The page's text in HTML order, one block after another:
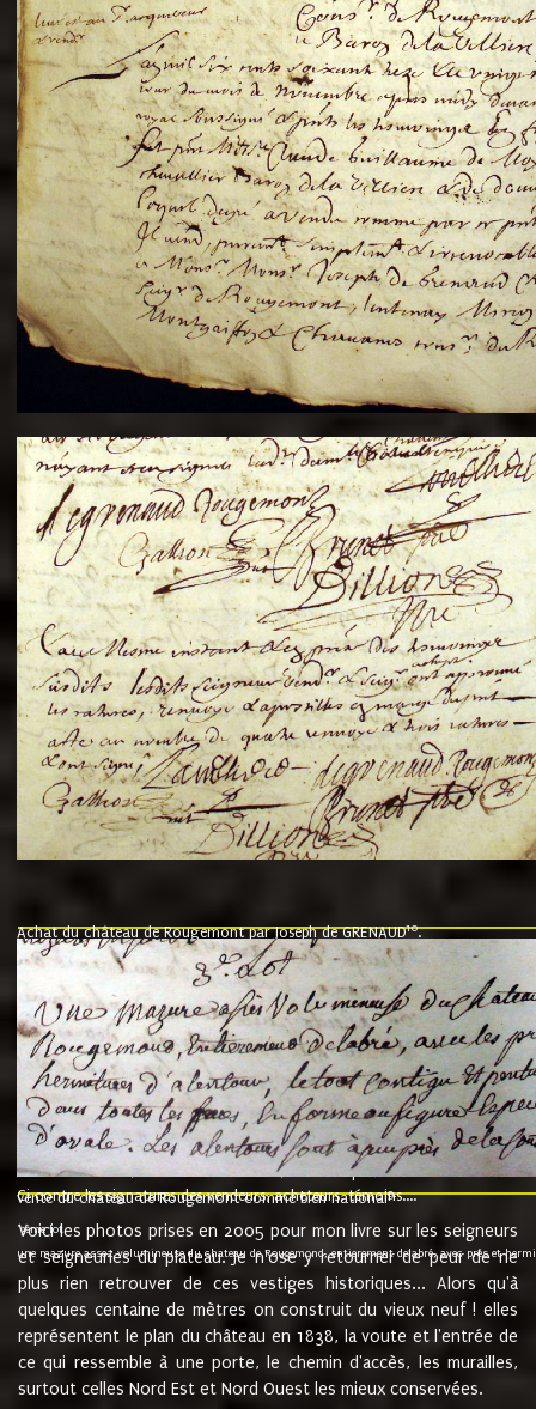
Achat du château de Rougemont par Joseph de GRENAUD10.
"l'an mil six cent soixante treze le ving neuvième jour du mois de
nommé fut présent Messire Claude Guillaume de Moyriat chevalier baron
vend, purement simplement et irrevocablement a monseigneur monsieur
et chavannes conseiller du roy au parlement de Bourgogne, present et
que le dit seigneur Baron de la Vellière a sur ses hommes, indivisables et
de la Velliere tout ainsi et comme le dit seigneur Baron et ses
présent......"
suivent les rentes, donation des terriers, etc... au prix de 880 livre louis
Ci contre les signatures des vendeurs, acheteurs, témoins....
vente du château de Rougemont comme bien national9.
"3ème lot
une mazure assez volumineuse du chateau de Rougemond, entierement delabré, avec près et
Voici les photos prises en 2005 pour mon livre sur les seigneurs
et seigneuries du plateau. Je n'ose y retourner de peur de ne
plus rien retrouver de ces vestiges historiques... Alors qu'à
quelques centaine de mètres on construit du vieux neuf ! elles
représentent le plan du château en 1838, la voute et l'entrée de
ce qui ressemble à une porte, le chemin d'accès, les murailles,
surtout celles Nord Est et Nord Ouest les mieux conservées.